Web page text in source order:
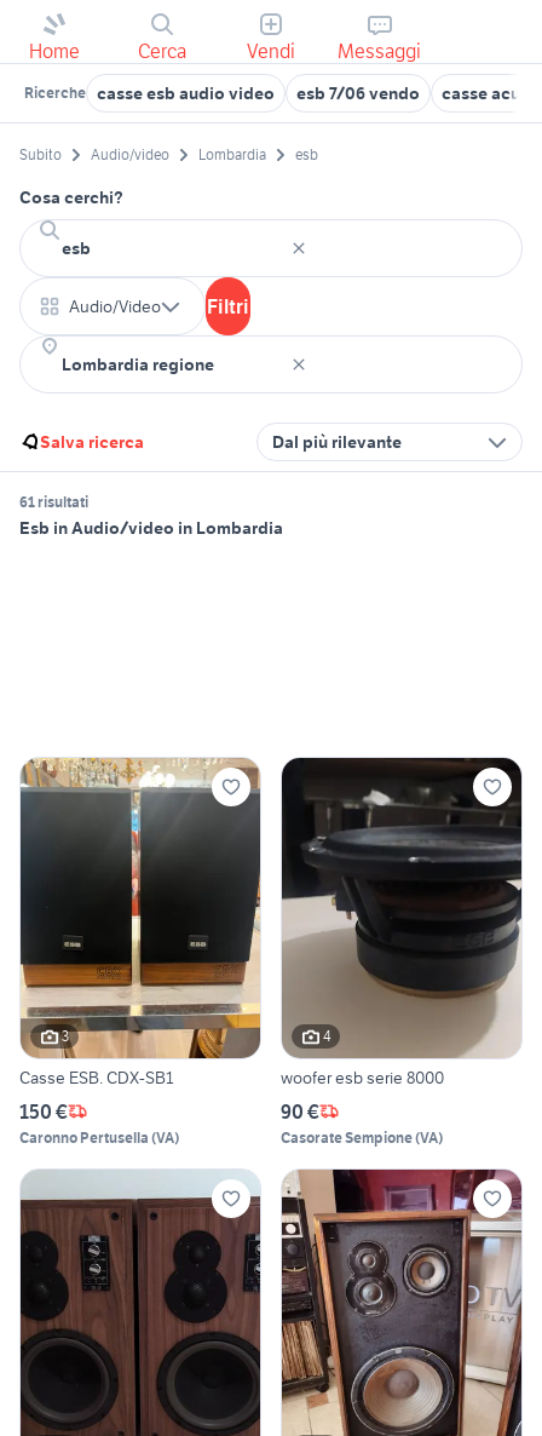
Home Cerca Vendi Messaggi
Ricerche casse esb audio video esb 7/06 vendo casse
Subito Audio/video Lombardia esb
Cosa cerchi?
Audio/Video Filtri
Salva ricerca Dal più rilevante
61 risultati
Esb in Audio/video in Lombardia
3
Casse ESB. CDX-SB1
150 €
Caronno Pertusella (VA)
4
woofer esb serie 8000
90 €
Casorate Sempione(VA)